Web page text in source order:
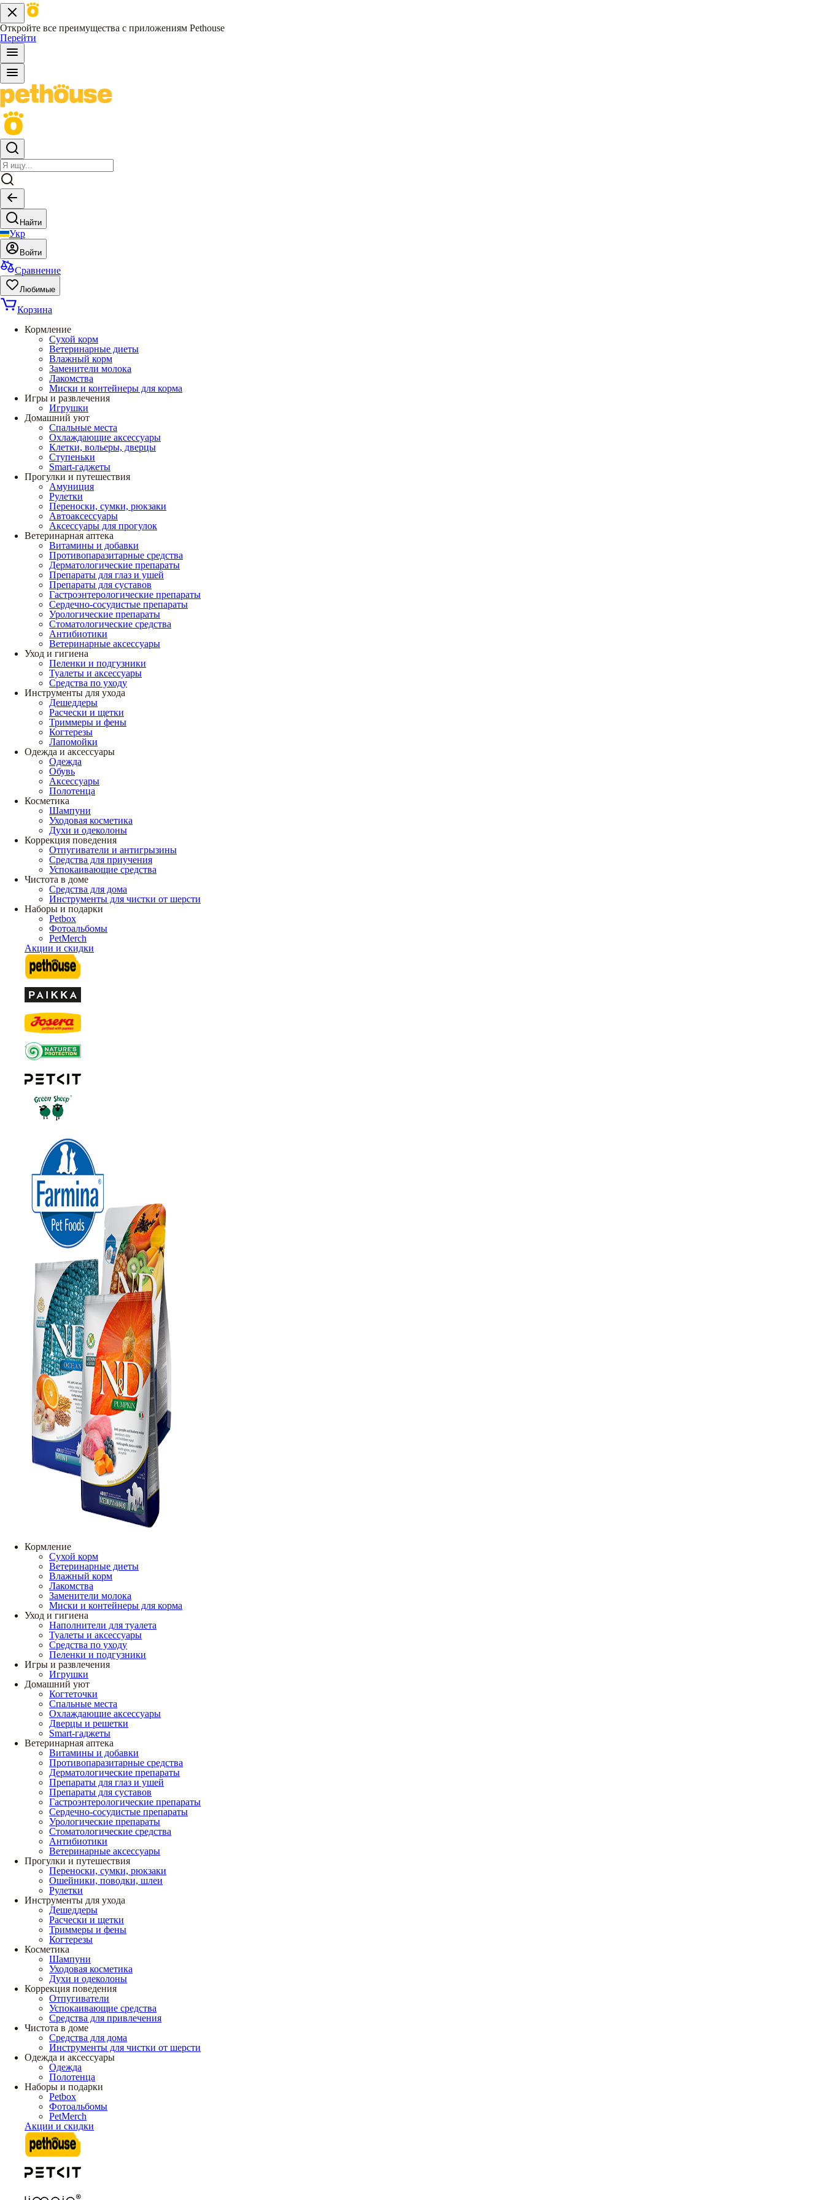
Откройте все преимущества с приложениям Pethouse
Перейти
Найти
Укр
Войти
Сравнение
Любимые
Корзина
Кормление
Сухой корм
Ветеринарные диеты
Влажный корм
Заменители молока
Лакомства
Миски и контейнеры для корма
Игры и развлечения
Игрушки
Домашний уют
Спальные места
Охлаждающие аксессуары
Клетки, вольеры, дверцы
Ступеньки
Smart-гаджеты
Прогулки и путешествия
Амуниция
Рулетки
Переноски, сумки, рюкзаки
Автоаксессуары
Аксессуары для прогулок
Ветеринарная аптека
Витамины и добавки
Противопаразитарные средства
Дерматологические препараты
Препараты для глаз и ушей
Препараты для суставов
Гастроэнтерологические препараты
Сердечно-сосудистые препараты
Урологические препараты
Стоматологические средства
Антибиотики
Ветеринарные аксессуары
Уход и гигиена
Пеленки и подгузники
Туалеты и аксессуары
Средства по уходу
Инструменты для ухода
Дешеддеры
Расчески и щетки
Триммеры и фены
Когтерезы
Лапомойки
Одежда и аксессуары
Одежда
Обувь
Аксессуары
Полотенца
Косметика
Шампуни
Уходовая косметика
Духи и одеколоны
Коррекция поведения
Отпугиватели и антигрызины
Средства для приучения
Успокаивающие средства
Чистота в доме
Средства для дома
Инструменты для чистки от шерсти
Наборы и подарки
Petbox
Фотоальбомы
PetMerch
Акции и скидки
Кормление
Сухой корм
Ветеринарные диеты
Влажный корм
Лакомства
Заменители молока
Миски и контейнеры для корма
Уход и гигиена
Наполнители для туалета
Туалеты и аксессуары
Средства по уходу
Пеленки и подгузники
Игры и развлечения
Игрушки
Домашний уют
Когтеточки
Спальные места
Охлаждающие аксессуары
Дверцы и решетки
Smart-гаджеты
Ветеринарная аптека
Витамины и добавки
Противопаразитарные средства
Дерматологические препараты
Препараты для глаз и ушей
Препараты для суставов
Гастроэнтерологические препараты
Сердечно-сосудистые препараты
Урологические препараты
Стоматологические средства
Антибиотики
Ветеринарные аксессуары
Прогулки и путешествия
Переноски, сумки, рюкзаки
Ошейники, поводки, шлеи
Рулетки
Инструменты для ухода
Дешеддеры
Расчески и щетки
Триммеры и фены
Когтерезы
Косметика
Шампуни
Уходовая косметика
Духи и одеколоны
Коррекция поведения
Отпугиватели
Успокаивающие средства
Средства для привлечения
Чистота в доме
Средства для дома
Инструменты для чистки от шерсти
Одежда и аксессуары
Одежда
Полотенца
Наборы и подарки
Petbox
Фотоальбомы
PetMerch
Акции и скидки